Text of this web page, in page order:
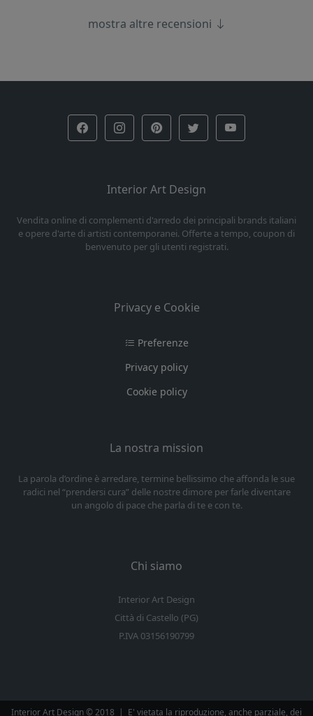
mostra altre recensioni
Interior Art Design
Vendita online di complementi d'arredo dei principali brands italiani
e opere d'arte di artisti contemporanei. Offerte a tempo, coupon di
benvenuto per gli utenti registrati.
Privacy e Cookie
Preferenze
Privacy policy
Cookie policy
La nostra mission
La parola d’ordine è arredare, termine bellissimo che affonda le sue
radici nel “prendersi cura” delle nostre dimore per farle diventare
un angolo di pace che parla di te e con te.
Chi siamo
Interior Art Design
Città di Castello (PG)
P.IVA 03156190799
Interior Art Design © 2018 | E' vietata la riproduzione, anche parziale, dei